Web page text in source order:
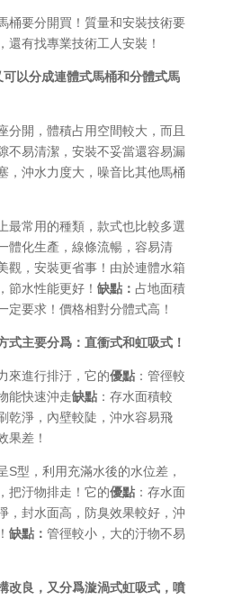
桶要分開買！質量和安裝技術要
還有找專業技術工人安裝！
以分成連體式馬桶和分體式馬
分開，體積占用空間較大，而且
不易清潔，安裝不妥當還容易漏
，沖水力度大，噪音比其他馬桶
最常用的種類，款式也比較多選
體化生產，線條流暢，容易清
觀，安裝更省事！由於連體水箱
節水性能更好！ 缺點： 占地面積
定要求！價格相對分體式高！
式主要分爲：直衝式和虹吸式！
來進行排汙，它的優點：管徑較
能快速沖走缺點：存水面積較
乾淨，內壁較陡，沖水容易飛
果差！
S型，利用充滿水後的水位差，
把汙物排走！它的優點：存水面
，封水面高，防臭效果較好，沖
缺點： 管徑較小，大的汙物不易
改良，又分爲漩渦式虹吸式，噴